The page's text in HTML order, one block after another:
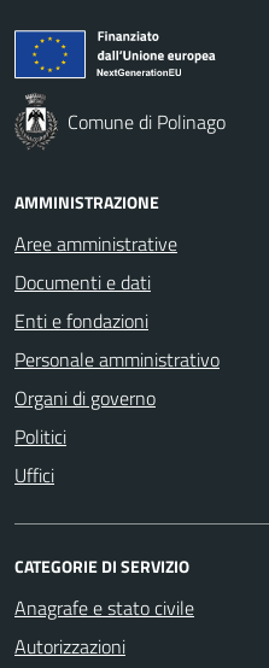
Comune di Polinago
AMMINISTRAZIONE
Aree amministrative
Documenti e dati
Enti e fondazioni
Personale amministrativo
Organi di governo
Politici
Uffici
CATEGORIE DI SERVIZIO
Anagrafe e stato civile
Autorizzazioni